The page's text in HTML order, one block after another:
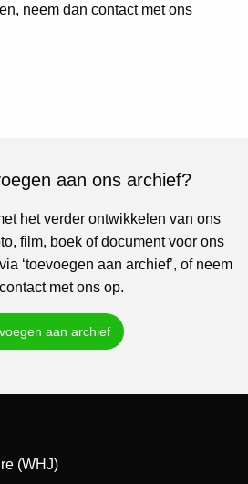
neem dan contact met ons
aan ons archief?
het verder ontwikkelen van ons
film, boek of document voor ons
‘toevoegen aan archief’, of neem
met ons op.
aan archief
(WHJ)